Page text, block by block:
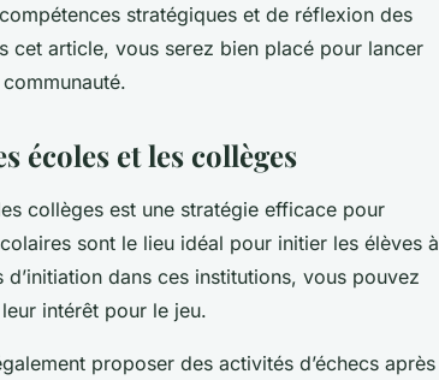
stratégiques et de réflexion des
cet article, vous serez bien placé pour lancer
écoles et les collèges
collèges est une stratégie efficace pour
sont le lieu idéal pour initier les élèves à
dans ces institutions, vous pouvez
intérêt pour le jeu.
proposer des activités d’échecs après